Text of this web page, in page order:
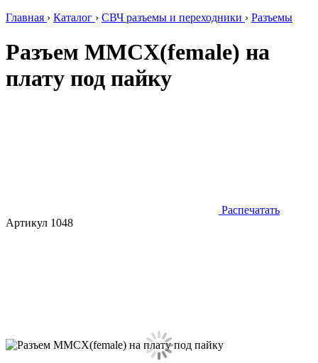
Главная › Каталог › СВЧ разъемы и переходники › Разъемы
Разъем MMCX(female) на
плату под пайку
Распечатать
Артикул 1048